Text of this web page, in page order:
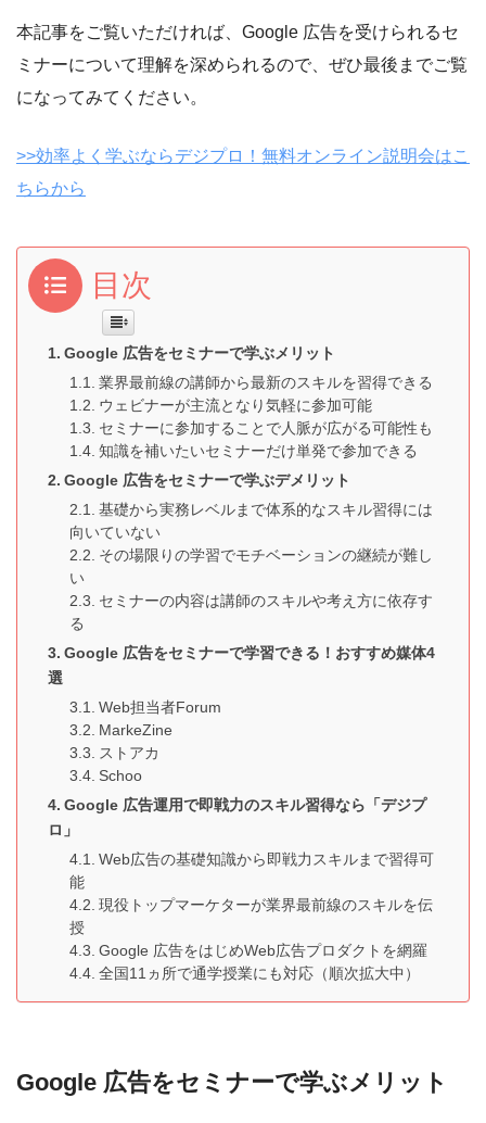
本記事をご覧いただければ、Google 広告を受けられるセ
ミナーについて理解を深められるので、ぜひ最後までご覧
になってみてください。
>>効率よく学ぶならデジプロ！無料オンライン説明会はこ
ちらから
目次
Google 広告をセミナーで学ぶメリット
業界最前線の講師から最新のスキルを習得できる
ウェビナーが主流となり気軽に参加可能
セミナーに参加することで人脈が広がる可能性も
知識を補いたいセミナーだけ単発で参加できる
Google 広告をセミナーで学ぶデメリット
基礎から実務レベルまで体系的なスキル習得には
向いていない
その場限りの学習でモチベーションの継続が難し
い
セミナーの内容は講師のスキルや考え方に依存す
る
Google 広告をセミナーで学習できる！おすすめ媒体4
選
Web担当者Forum
MarkeZine
ストアカ
Schoo
Google 広告運用で即戦力のスキル習得なら「デジプ
ロ」
Web広告の基礎知識から即戦力スキルまで習得可
能
現役トップマーケターが業界最前線のスキルを伝
授
Google 広告をはじめWeb広告プロダクトを網羅
全国11ヵ所で通学授業にも対応（順次拡大中）
Google 広告をセミナーで学ぶメリット